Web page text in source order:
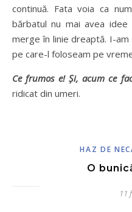
continuă. Fata voia ca
bărbatul nu mai avea
merge în linie dreaptă. I-
pe care-l foloseam pe
Ce frumos e! Şi, acum ce
ridicat din umeri.
HAZ DE
O
11